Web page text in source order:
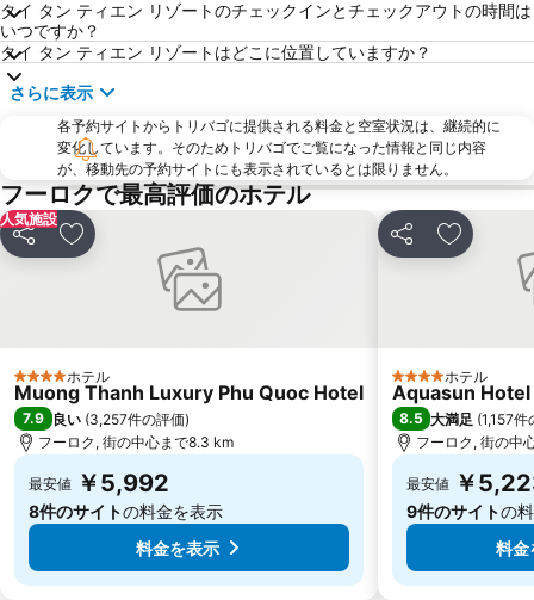
タイ タン ティエン リゾートのチェックインとチェックアウトの時間は
いつですか？
タイ タン ティエン リゾートはどこに位置していますか？
さらに表示
各予約サイトからトリバゴに提供される料金と空室状況は、継続的に
変化しています。そのためトリバゴでご覧になった情報と同じ内容
が、移動先の予約サイトにも表示されているとは限りません。
フーロクで最高評価のホテル
人気施設
シェア お気に入りに追加
4 ホテルのランク
ホテル
Muong Thanh Luxury Phu Quoc Hotel
7.9 良い (3,257件の評価)
フーロク, 街の中心まで8.3 km
最安値 ￥5,992
8件のサイトの料金を表示
料金を表示
シェア お気に入
4 ホテルのランク
ホテル
Aquasun Hotel
8.5 大満足 (1,157件
フーロク, 街の中
最安値 ￥
9件のサイトの
料金